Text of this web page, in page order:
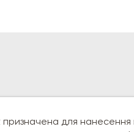
призначена для нанесення